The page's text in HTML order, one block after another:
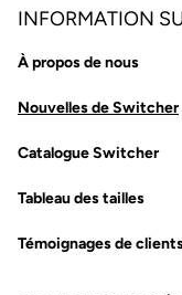
INFORMATION
À propos de nous
Nouvelles de Switcher
Catalogue Switcher
Tableau des tailles
Témoignages de